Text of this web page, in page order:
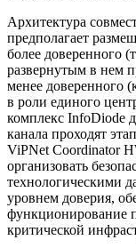
Архитектура
предполагает
более доверенного
развернутым в нем
менее доверенного
в роли единого
комплекс InfoDiode
канала проходят
ViPNet Coordinator
организовать
технологическими
уровнем доверия,
функционирование
критической